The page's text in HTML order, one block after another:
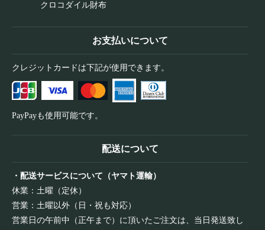
クロコダイル財布
お支払いについて
クレジットカードは下記が使用できます。
PayPayも使用可能です。
配送について
・配送サービスについて（ヤマト運輸）
休業：土曜（定休）
営業：土曜以外（日・祝も対応）
営業日の午前中（正午まで）に頂いたご注文は、当日発送致し